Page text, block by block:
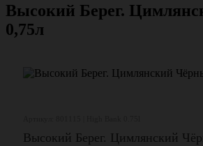
Высокий Берег.
0,75л
Высокий Берег. Цимлянский